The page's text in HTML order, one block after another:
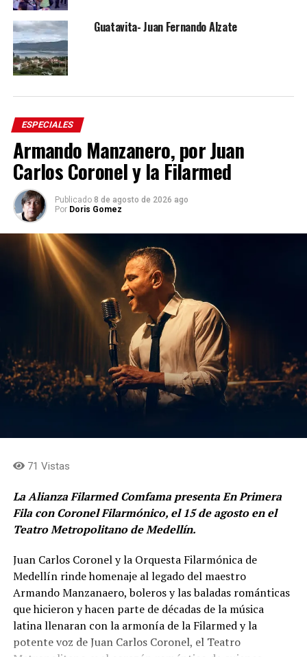
Guatavita- Juan Fernando Alzate
ESPECIALES
Armando Manzanero, por Juan
Carlos Coronel y la Filarmed
Publicado 8 de agosto de 2026 ago
Por Doris Gomez
71 Vistas
La Alianza Filarmed Comfama presenta En Primera
Fila con Coronel Filarmónico, el 15 de agosto en el
Teatro Metropolitano de Medellín.
Juan Carlos Coronel y la Orquesta Filarmónica de
Medellín rinde homenaje al legado del maestro
Armando Manzanaero, boleros y las baladas románticas
que hicieron y hacen parte de décadas de la música
latina llenaran con la armonía de la Filarmed y la
potente voz de Juan Carlos Coronel, el Teatro